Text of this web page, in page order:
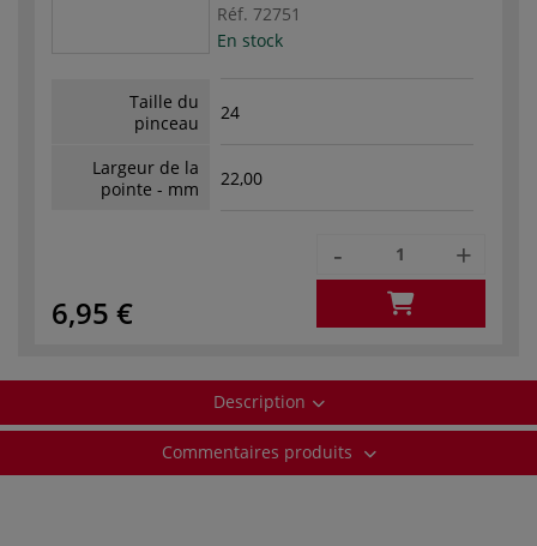
Réf. 72751
En stock
Taille du
pinceau
24
Largeur de la
pointe - mm
22,00
6,95 €
- +
Description
Commentaires produits